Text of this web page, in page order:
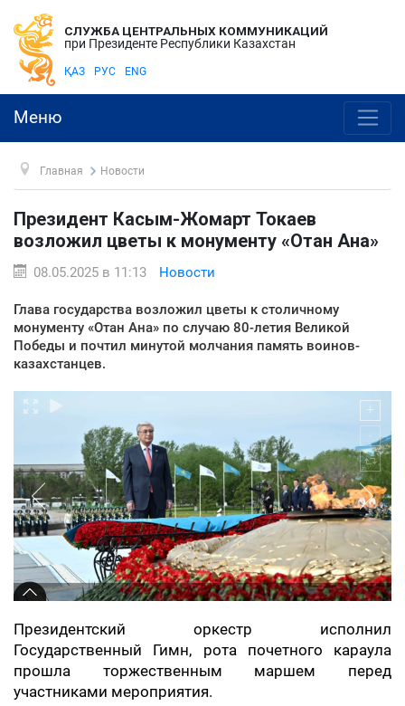
СЛУЖБА ЦЕНТРАЛЬНЫХ КОММУНИКАЦИЙ
при Президенте Республики Казахстан
ҚАЗ РУС ENG
Меню
Главная Новости
Президент Касым-Жомарт Токаев
возложил цветы к монументу «Отан Ана»
08.05.2025 в 11:13 Новости
Глава государства возложил цветы к столичному
монументу «Отан Ана» по случаю 80-летия Великой
Победы и почтил минутой молчания память воинов-
казахстанцев.
Президентский оркестр исполнил
Государственный Гимн, рота почетного караула
прошла торжественным маршем перед
участниками мероприятия.